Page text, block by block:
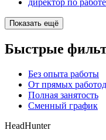
директор по
Показать ещё
Быстрые
Без опыта работы
От прямых
Полная занятость
Сменный график
HeadHunter